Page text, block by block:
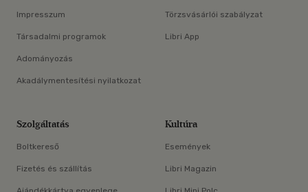
Impresszum
Társadalmi programok
Adományozás
Akadálymentesítési nyilatkozat
Törzsvásárlói szabályzat
Libri App
Szolgáltatás
Boltkereső
Fizetés és szállítás
Kultúra
Események
Libri Magazin